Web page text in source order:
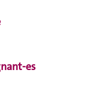
es